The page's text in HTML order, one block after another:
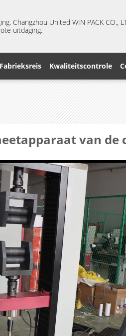
Changzhou United WIN PACK CO.,
uitdaging.
Fabrieksreis Kwaliteitscontrole
van